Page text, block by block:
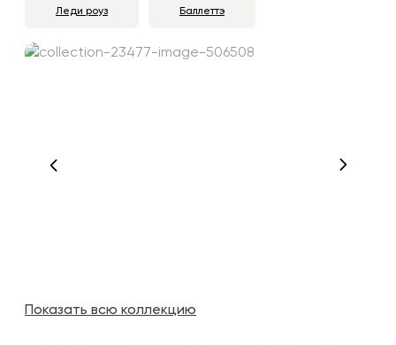
Леди роуз Баллеттэ
Показать всю коллекцию